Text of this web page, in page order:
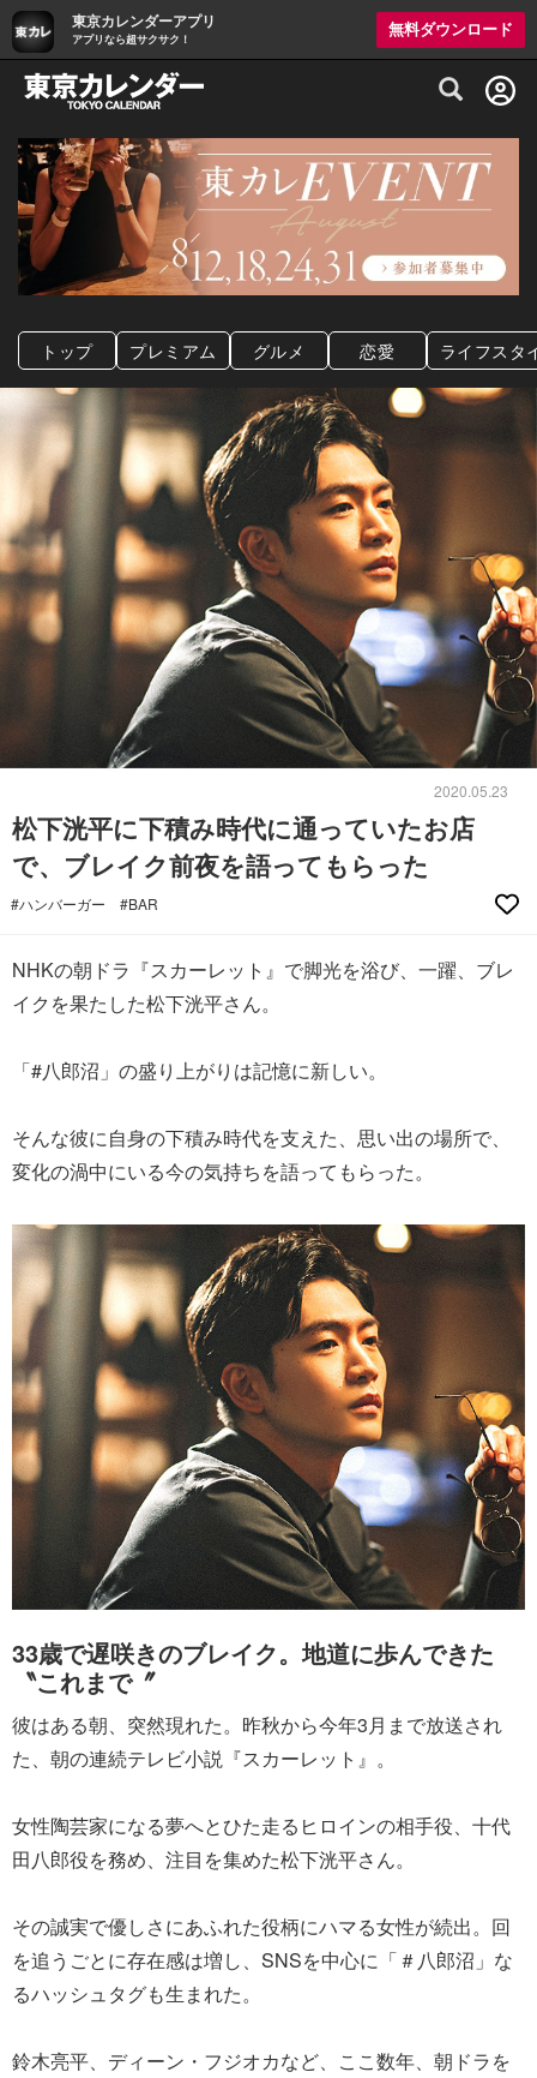
東京カレンダーアプリ
アプリなら超サクサク！
無料ダウンロード
グルメ情報・プレミアムレストラン予約
トップ プレミアム グルメ 恋愛 ライフスタ
2020.05.23
松下洸平に下積み時代に通っていたお店
で、ブレイク前夜を語ってもらった
#ハンバーガー #BAR
NHKの朝ドラ『スカーレット』で脚光を浴び、一躍、ブレ
イクを果たした松下洸平さん。
「#八郎沼」の盛り上がりは記憶に新しい。
そんな彼に自身の下積み時代を支えた、思い出の場所で、
変化の渦中にいる今の気持ちを語ってもらった。
33歳で遅咲きのブレイク。地道に歩んできた
〝これまで〞
彼はある朝、突然現れた。昨秋から今年3月まで放送され
た、朝の連続テレビ小説『スカーレット』。
女性陶芸家になる夢へとひた走るヒロインの相手役、十代
田八郎役を務め、注目を集めた松下洸平さん。
その誠実で優しさにあふれた役柄にハマる女性が続出。回
を追うごとに存在感は増し、SNSを中心に「＃八郎沼」な
るハッシュタグも生まれた。
鈴木亮平、ディーン・フジオカなど、ここ数年、朝ドラを